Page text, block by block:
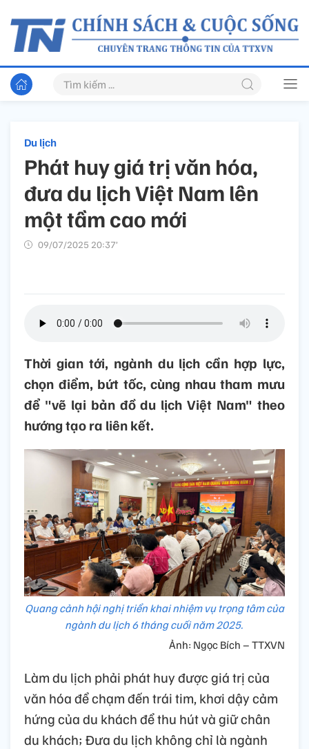
Du lịch
Phát huy giá trị văn hóa,
đưa du lịch Việt Nam lên
một tầm cao mới
09/07/2025 20:37’
Thời gian tới, ngành du lịch cần hợp lực,
chọn điểm, bứt tốc, cùng nhau tham mưu
để "vẽ lại bản đồ du lịch Việt Nam" theo
hướng tạo ra liên kết.
Quang cảnh hội nghị triển khai nhiệm vụ trọng tâm của
ngành du lịch 6 tháng cuối năm 2025.
Ảnh: Ngọc Bích – TTXVN
Làm du lịch phải phát huy được giá trị của
văn hóa để chạm đến trái tim, khơi dậy cảm
hứng của du khách để thu hút và giữ chân
du khách; Đưa du lịch không chỉ là ngành